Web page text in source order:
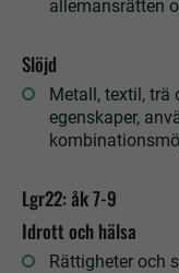
allemansrätten
Slöjd
Metall, textil, trä
egenskaper,
Lgr22: åk 7-9
Idrott och hälsa
Rättigheter och